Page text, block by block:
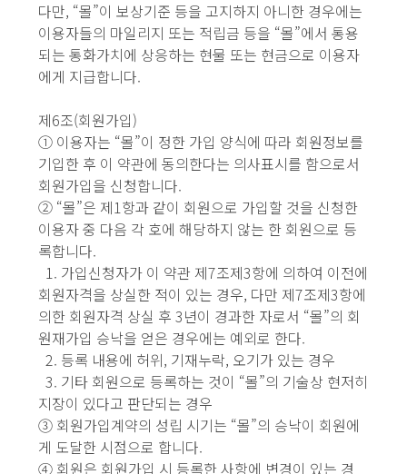
다만, “몰”이 보상기준 등을 고지하지 아니한 경우에는
이용자들의 마일리지 또는 적립금 등을 “몰”에서 통용
되는 통화가치에 상응하는 현물 또는 현금으로 이용자
에게 지급합니다.
제6조(회원가입)
① 이용자는 “몰”이 정한 가입 양식에 따라 회원정보를
기입한 후 이 약관에 동의한다는 의사표시를 함으로서
회원가입을 신청합니다.
② “몰”은 제1항과 같이 회원으로 가입할 것을 신청한
이용자 중 다음 각 호에 해당하지 않는 한 회원으로 등
록합니다.
1. 가입신청자가 이 약관 제7조제3항에 의하여 이전에
회원자격을 상실한 적이 있는 경우, 다만 제7조제3항에
의한 회원자격 상실 후 3년이 경과한 자로서 “몰”의 회
원재가입 승낙을 얻은 경우에는 예외로 한다.
2. 등록 내용에 허위, 기재누락, 오기가 있는 경우
3. 기타 회원으로 등록하는 것이 “몰”의 기술상 현저히
지장이 있다고 판단되는 경우
③ 회원가입계약의 성립 시기는 “몰”의 승낙이 회원에
게 도달한 시점으로 합니다.
④ 회원은 회원가입 시 등록한 사항에 변경이 있는 경